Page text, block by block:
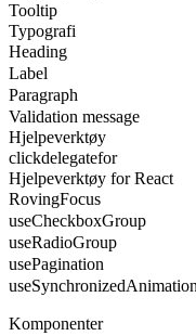
Tooltip
Typografi
Heading
Label
Paragraph
Validation message
Hjelpeverktøy
clickdelegatefor
Hjelpeverktøy for React
RovingFocus
useCheckboxGroup
useRadioGroup
usePagination
useSynchronizedAnimation
Komponenter